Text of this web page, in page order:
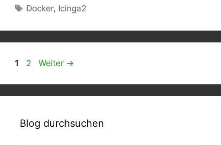
Schlagwörter
Docker, Icinga2
Seite
1 Seite
2 Weiter →
Blog durchsuchen